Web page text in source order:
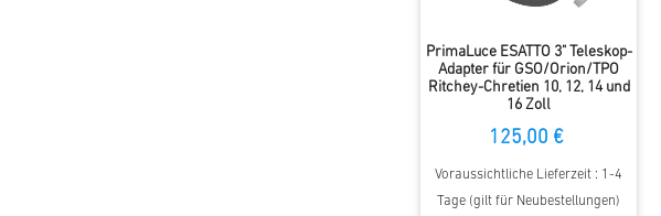
PrimaLuce ESATTO 3" Teleskop-
Adapter für GSO/Orion/TPO
Ritchey-Chretien 10, 12, 14 und
16 Zoll
125,00 €
Voraussichtliche Lieferzeit : 1-4
Tage (gilt für Neubestellungen)